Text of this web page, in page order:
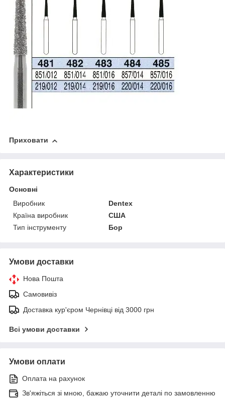
Приховати
Характеристики
Основні
Виробник
Dentex
Країна виробник
США
Тип інструменту
Бор
Умови доставки
Нова Пошта
Самовивіз
Доставка кур'єром Чернівці від 3000 грн
Всі умови доставки
Умови оплати
Оплата на рахунок
Зв'яжіться зі мною, бажаю уточнити деталі по замовленню